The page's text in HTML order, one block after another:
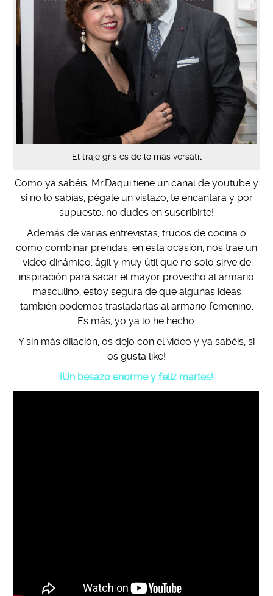
El traje gris es de lo más versátil
Como ya sabéis, Mr.Daqui tiene un canal de youtube y
si no lo sabías, pégale un vistazo, te encantará y por
supuesto, no dudes en suscribirte!
Además de varias entrevistas, trucos de cocina o
cómo combinar prendas, en esta ocasión, nos trae un
video dinámico, ágil y muy útil que no solo sirve de
inspiración para sacar el mayor provecho al armario
masculino, estoy segura de que algunas ideas
también podemos trasladarlas al armario femenino.
Es más, yo ya lo he hecho.
Y sin más dilación, os dejo con el video y ya sabéis, si
os gusta like!
¡Un besazo enorme y feliz martes!